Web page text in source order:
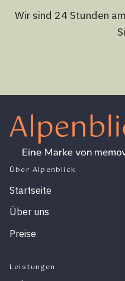
Wir sind 24 Stunden
Über Alpenblick
Startseite
Über uns
Preise
Leistungen